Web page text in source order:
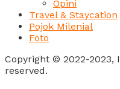
Opini
Travel & Staycation
Pojok Milenial
Foto
Copyright © 2022-2023,
reserved.